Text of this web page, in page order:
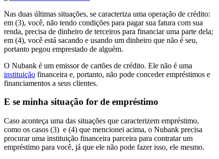
Nas duas últimas situações, se caracteriza uma operação de crédito:
em (3), você, não tendo condições para pagar sua fatura com sua
renda, precisa de dinheiro de terceiros para financiar uma parte dela;
em (4), você está sacando e usando um dinheiro que não é seu,
portanto pegou emprestado de alguém.
O Nubank é um emissor de cartões de crédito. Ele não é uma
instituição financeira e, portanto, não pode conceder empréstimos e
financiamentos a seus clientes.
E se minha situação for de empréstimo
Caso aconteça uma das situações que caracterizem empréstimo,
como os casos (3) e (4) que mencionei acima, o Nubank precisa
procurar uma instituição financeira parceira para contratar um
empréstimo para você, já que ele não pode fazer isso, ele mesmo.